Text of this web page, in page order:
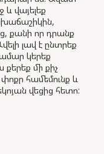
և վայելեք
քանի որ դրանք
լավ է ընտրեք
կերեք
մի քիչ
համեմունք և
վեցից հետո: